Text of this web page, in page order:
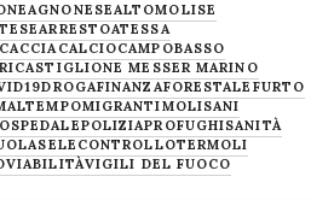
AGNONESEALTOMOLISE
ARRESTOATESSA
CACCIACALCIOCAMPOBASSO
CASTIGLIONE MESSER MARINO
DROGAFINANZAFORESTALE FURTO
MIGRANTIMOLISANI
OSPEDALEPOLIZIAPROFUGHISANITÀ
SELECONTROLLOTERMOLI
VIABILITÀVIGILI DEL FUOCO